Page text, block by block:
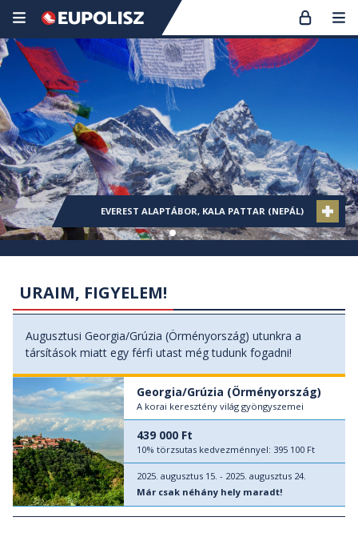
KANCSENDZÖNGA ALAPTÁBOR (NEPÁL)
KOLUMBIA (CIUDAD PERDIDA), KARIB-TENGER
EVEREST ALAPTÁBOR, KALA PATTAR (NEPÁL)
THAIFÖLD
KANCSENDZÖNGA ALAPTÁBOR (NEPÁL)
KOLUMBIA (CIUDAD PERDIDA), KARIB-TENGER
URAIM, FIGYELEM!
Augusztusi Georgia/Grúzia (Örményország) utunkra a
társítások miatt egy férfi utast még tudunk fogadni!
Georgia/Grúzia (Örményország)
A korai keresztény világ gyöngyszemei
439 000 Ft
10% törzsutas kedvezménnyel: 395 100 Ft
2025. augusztus 15. - 2025. augusztus 24.
Már csak néhány hely maradt!